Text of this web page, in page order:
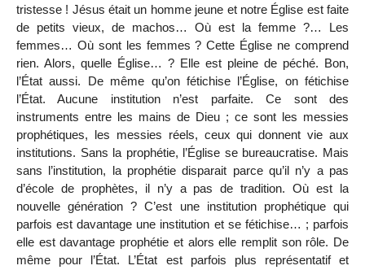
tristesse ! Jésus était un homme jeune et notre Église est faite
de petits vieux, de machos… Où est la femme ?… Les
femmes… Où sont les femmes ? Cette Église ne comprend
rien. Alors, quelle Église… ? Elle est pleine de péché. Bon,
l’État aussi. De même qu’on fétichise l’Église, on fétichise
l’État. Aucune institution n’est parfaite. Ce sont des
instruments entre les mains de Dieu ; ce sont les messies
prophétiques, les messies réels, ceux qui donnent vie aux
institutions. Sans la prophétie, l’Église se bureaucratise. Mais
sans l’institution, la prophétie disparait parce qu’il n’y a pas
d’école de prophètes, il n’y a pas de tradition. Où est la
nouvelle génération ? C’est une institution prophétique qui
parfois est davantage une institution et se fétichise… ; parfois
elle est davantage prophétie et alors elle remplit son rôle. De
même pour l’État. L’État est parfois plus représentatif et